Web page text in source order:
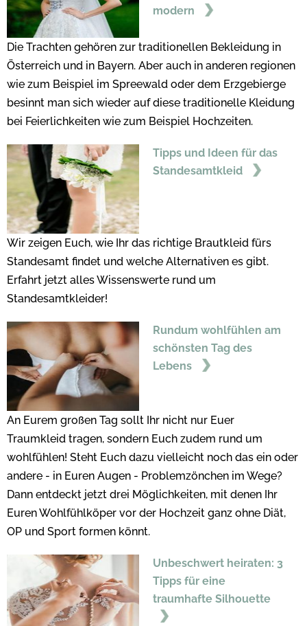
modern
Die Trachten gehören zur traditionellen Bekleidung in
Österreich und in Bayern. Aber auch in anderen regionen
wie zum Beispiel im Spreewald oder dem Erzgebierge
besinnt man sich wieder auf diese traditionelle Kleidung
bei Feierlichkeiten wie zum Beispiel Hochzeiten.
Tipps und Ideen für das
Standesamtkleid
Wir zeigen Euch, wie Ihr das richtige Brautkleid fürs
Standesamt findet und welche Alternativen es gibt.
Erfahrt jetzt alles Wissenswerte rund um
Standesamtkleider!
Rundum wohlfühlen am
schönsten Tag des
Lebens
An Eurem großen Tag sollt Ihr nicht nur Euer
Traumkleid tragen, sondern Euch zudem rund um
wohlfühlen! Steht Euch dazu vielleicht noch das ein oder
andere - in Euren Augen - Problemzönchen im Wege?
Dann entdeckt jetzt drei Möglichkeiten, mit denen Ihr
Euren Wohlfühlköper vor der Hochzeit ganz ohne Diät,
OP und Sport formen könnt.
Unbeschwert heiraten: 3
Tipps für eine
traumhafte Silhouette